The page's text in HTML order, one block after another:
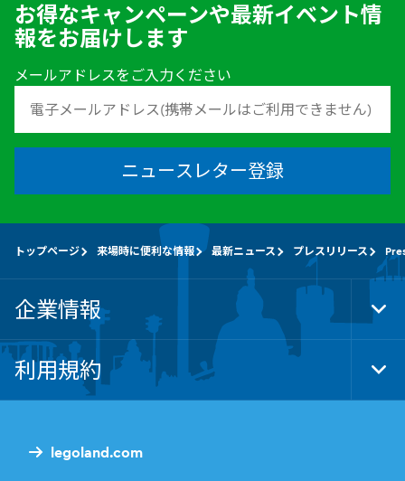
お得なキャンペーンや最新イベント情
報をお届けします
メールアドレスをご入力ください
ニュースレター登録
legoland.com
トップページ 来場時に便利な情報 最新ニュース プレスリリース
企業情報
利用規約